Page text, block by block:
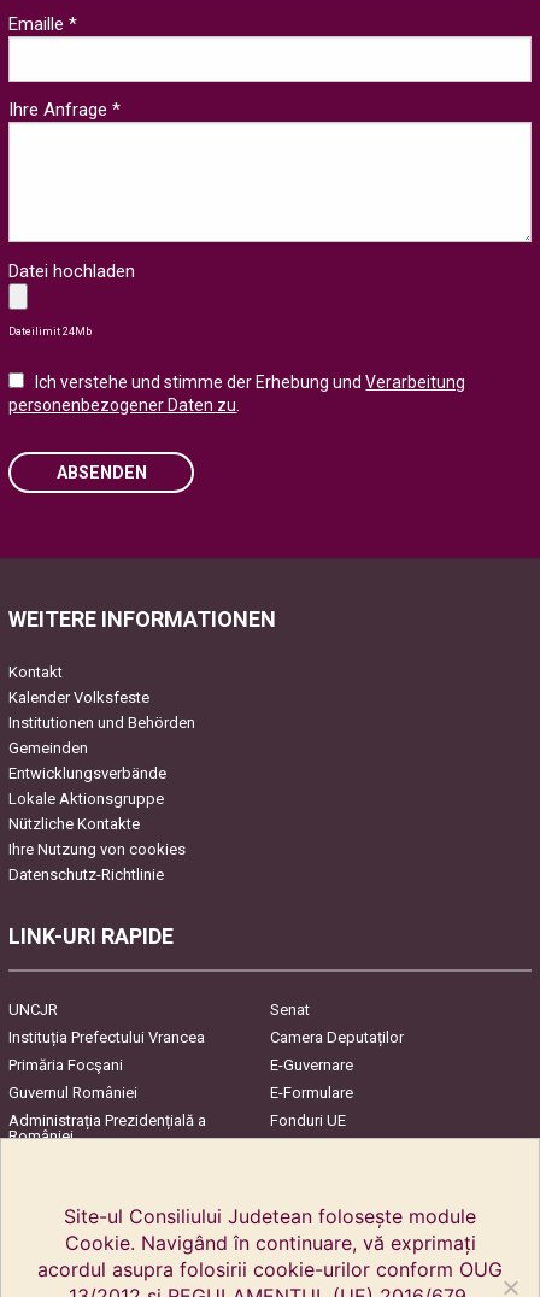
Emaille *
Ihre Anfrage *
Datei hochladen
Dateilimit 24Mb
Ich verstehe und stimme der Erhebung undVerarbeitung
personenbezogener Daten zu
ABSENDEN
WEITERE INFORMATIONEN
Kontakt
Kalender Volksfeste
Institutionen und Behörden
Gemeinden
Entwicklungsverbände
Lokale Aktionsgruppe
Nützliche Kontakte
Ihre Nutzung von cookies
Datenschutz-Richtlinie
LINK-URI RAPIDE
UNCJR
Senat
Instituția Prefectului Vrancea
Camera Deputaților
Primăria Focşani
E-Guvernare
Guvernul României
E-Formulare
Administrația Prezidențială a
României
Fonduri UE
Site-ul Consiliului Judetean folosește module
Cookie. Navigând în continuare, vă exprimați
acordul asupra folosirii cookie-urilor conform OUG